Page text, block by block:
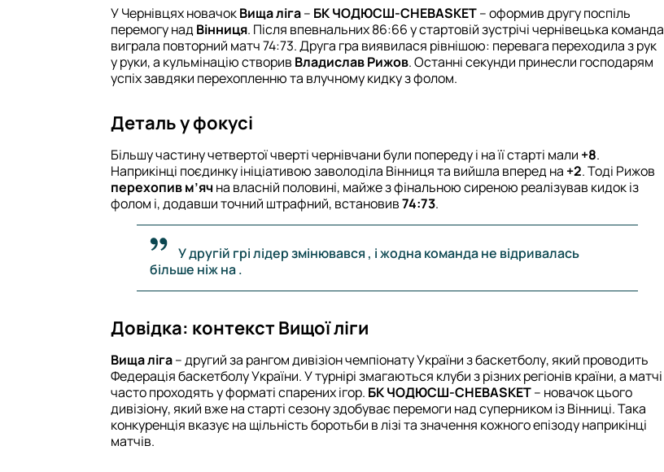
У Чернівцях новачокВища ліга– БК ЧОДЮСШ-CHEBASKET– оформив другу поспіль
перемогу надВінниця. Після впевнальних 86:66 у стартовій зустрічі чернівецька команда
виграла повторний матч 74:73. Друга гра виявилася рівнішою: перевага переходила з рук
у руки, а кульмінацію створив Владислав Рижов. Останні секунди принесли господарям
успіх завдяки перехопленню та влучному кидку з фолом.
Деталь у фокусі
Більшу частину четвертої чверті чернівчани були попереду і на її старті мали +8.
Наприкінці поєдинку ініціативою заволоділа Вінниця та вийшла вперед на +2. Тоді Рижов
перехопив м’ячна власній половині, майже з фінальною сиреною реалізував кидок із
фолом і, додавши точний штрафний, встановив74:73.
У другій грі лідер змінювався , і жодна команда не відривалась
більше ніж на .
Довідка: контекст Вищої ліги
Вища ліга– другий за рангом дивізіон чемпіонату України з баскетболу, який проводить
Федерація баскетболу України. У турнірі змагаються клуби з різних регіонів країни, а матчі
часто проходять у форматі спарених ігор. БК ЧОДЮСШ-CHEBASKET– новачок цього
дивізіону, який вже на старті сезону здобуває перемоги над суперником із Вінниці. Така
конкуренція вказує на щільність боротьби в лізі та значення кожного епізоду наприкінці
матчів.